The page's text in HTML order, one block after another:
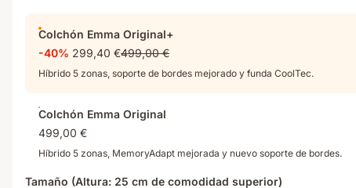
reforzado
CoolTec.
Colchón Emma Original+
-40% 299,40 €499,00 €
Híbrido 5 zonas, soporte de bordes mejorado y funda CoolTec.
Colchón Emma Original
499,00 €
Híbrido 5 zonas, MemoryAdapt mejorada y nuevo soporte de bordes.
Tamaño (Altura: 25 cm de comodidad superior)